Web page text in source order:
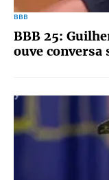
BBB
BBB 25:
ouve conversa